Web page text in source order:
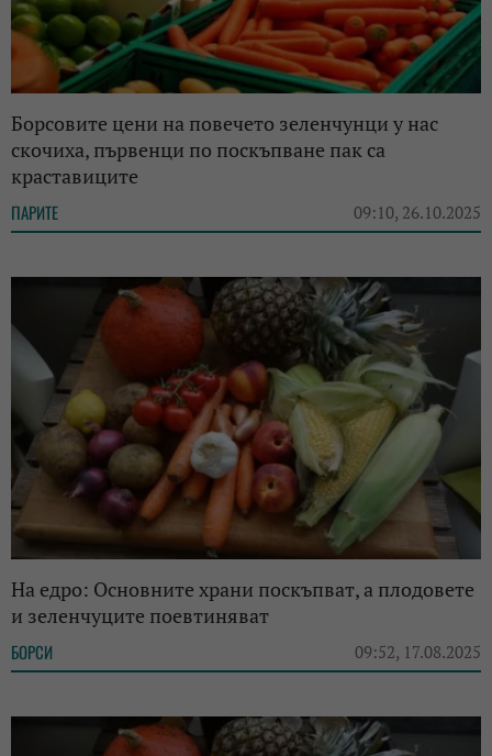
Борсовите цени на повечето зеленчунци у нас
скочиха, първенци по поскъпване пак са
краставиците
ПАРИТЕ 09:10, 26.10.2025
На едро: Основните храни поскъпват, а плодовете
и зеленчуците поевтиняват
БОРСИ 09:52, 17.08.2025